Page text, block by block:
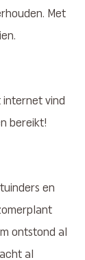
Met
internet vind
bereikt!
en
ontstond al
al